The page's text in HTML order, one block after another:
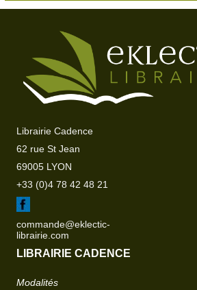
Librairie Cadence
62 rue St Jean
69005 LYON
+33 (0)4 78 42 48 21
commande@eklectic-
librairie.com
LIBRAIRIE CADENCE
Modalités